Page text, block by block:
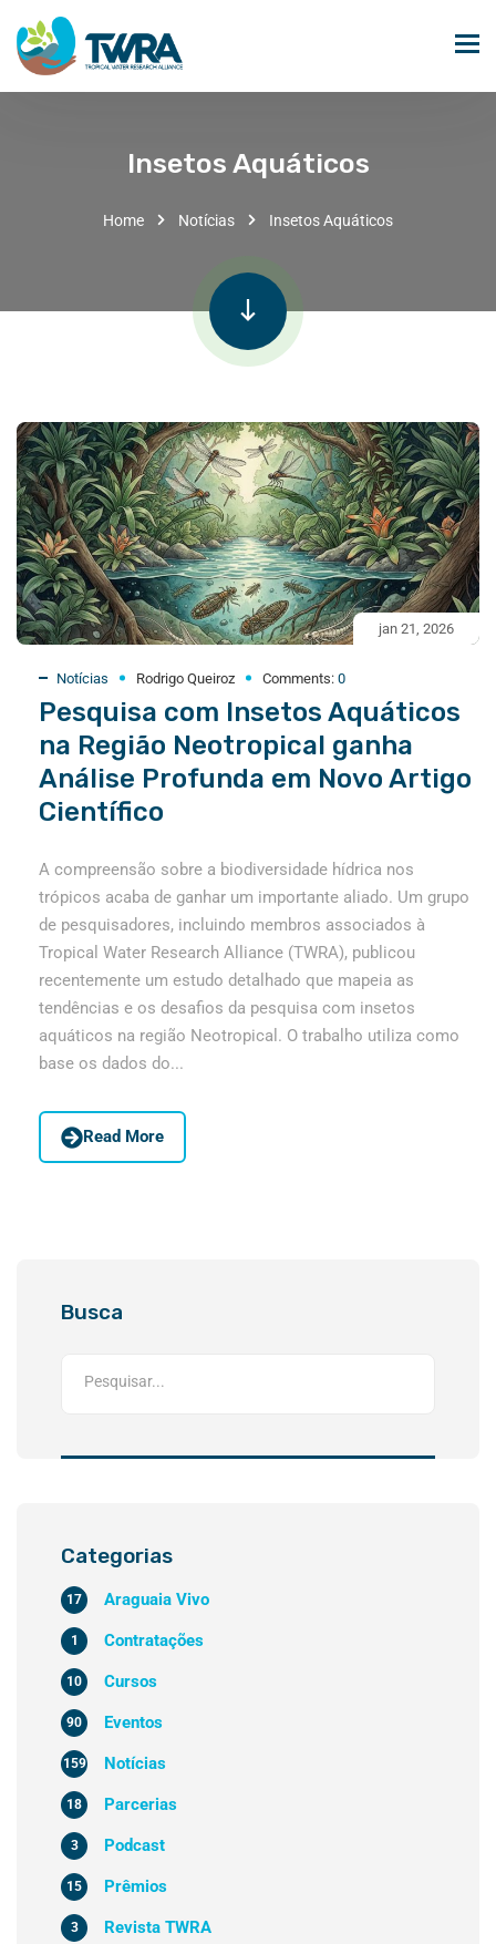
Insetos Aquáticos
Home Notícias Insetos Aquáticos
jan 21, 2026
Notícias Rodrigo Queiroz Comments: 0
Pesquisa com Insetos Aquáticos
na Região Neotropical ganha
Análise Profunda em Novo Artigo
Científico
A compreensão sobre a biodiversidade hídrica nos
trópicos acaba de ganhar um importante aliado. Um grupo
de pesquisadores, incluindo membros associados à
Tropical Water Research Alliance (TWRA), publicou
recentemente um estudo detalhado que mapeia as
tendências e os desafios da pesquisa com insetos
aquáticos na região Neotropical. O trabalho utiliza como
base os dados do...
Read More
Busca
Categorias
Araguaia Vivo
17
Contratações
1
Cursos
10
Eventos
90
Notícias
159
Parcerias
18
Podcast
3
Prêmios
15
Revista TWRA
3